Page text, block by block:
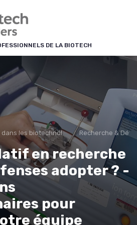
DE LA BIOTECH
les biotechnologies Recherche &
en recherche
adopter ? -
pour
équipe
cookies